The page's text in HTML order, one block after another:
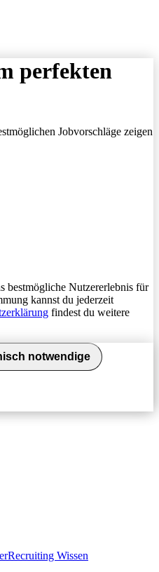
perfekten
Jobvorschläge zeigen
bestmögliche Nutzererlebnis für
kannst du jederzeit
findest du weitere
notwendige
Recruiting Wissen